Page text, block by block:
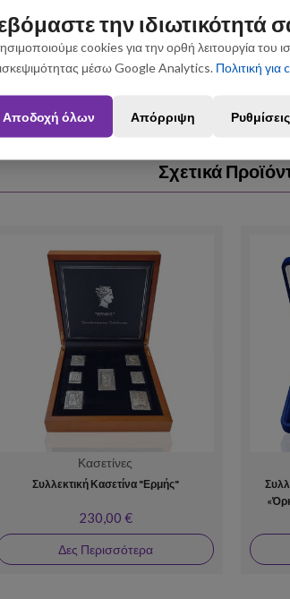
που θα πραγματοποιηθούν από 3 έως 31
Σχετικά
Κασετίνες
Συλλεκτική Κασετίνα "Ερμής"
230,00 €
Δες Περισσότερα
την ιδιωτικότητά
cookies για την ορθή λειτουργία του
μέσω Google Analytics. Πολιτική για
Αποδοχή όλων Απόρριψη Ρυθμίσεις